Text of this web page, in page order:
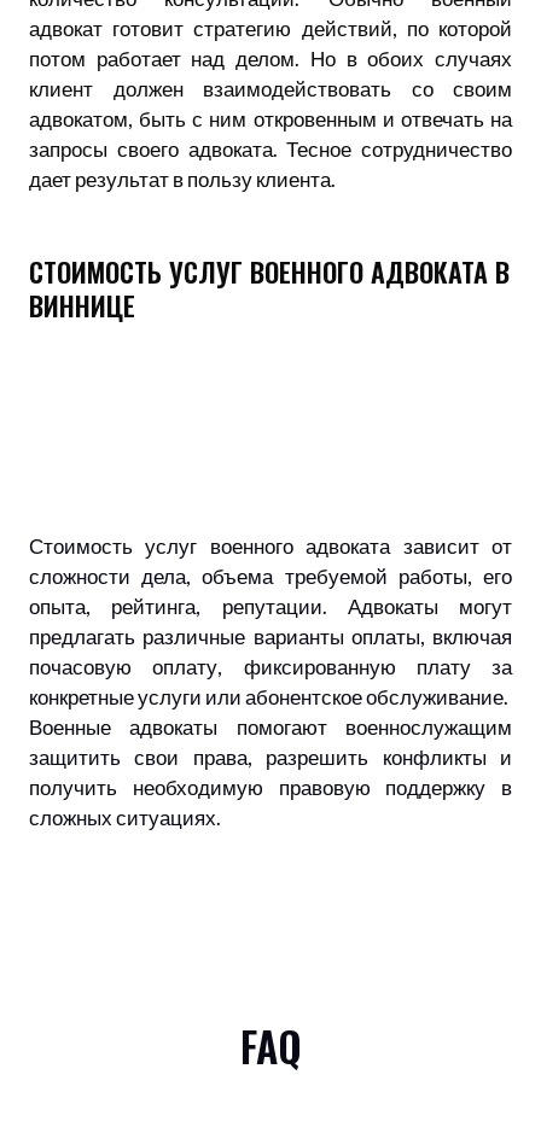
адвокат готовит стратегию действий, по которой
потом работает над делом. Но в обоих случаях
клиент должен взаимодействовать со своим
адвокатом, быть с ним откровенным и отвечать на
запросы своего адвоката. Тесное сотрудничество
дает результат в пользу клиента.
СТОИМОСТЬ УСЛУГ ВОЕННОГО АДВОКАТА В
ВИННИЦЕ
Стоимость услуг военного адвоката зависит от
сложности дела, объема требуемой работы, его
опыта, рейтинга, репутации. Адвокаты могут
предлагать различные варианты оплаты, включая
почасовую оплату, фиксированную плату за
конкретные услуги или абонентское обслуживание.
Военные адвокаты помогают военнослужащим
защитить свои права, разрешить конфликты и
получить необходимую правовую поддержку в
сложных ситуациях.
FAQ